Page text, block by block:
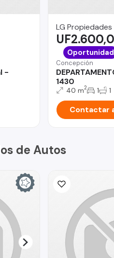
-
LG Propiedades
Concepción
1430
Oportunidad
40 m2 1 1
Contactar
de Autos